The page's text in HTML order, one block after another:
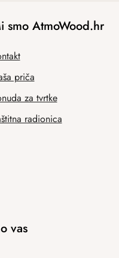
smo AtmoWood.hr
priča
za tvrtke
radionica
vas